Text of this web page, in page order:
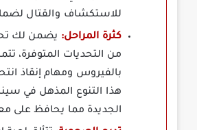
للاستكشاف والقتال
كثرة المراحل:
من التحديات المتوفرة،
بالفيروس ومهام إنقاذ
هذا التنوع المذهل في
الجديدة مما يحافظ على